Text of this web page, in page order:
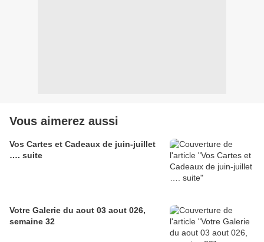
Vous aimerez aussi
Vos Cartes et Cadeaux de juin-juillet
…. suite
Votre Galerie du aout 03 aout 026,
semaine 32